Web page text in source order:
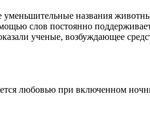
уменьшительные названия
слов постоянно
ученые, возбуждающее
любовью при включенном